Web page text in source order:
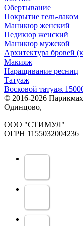
Обертывание
Покрытие гель-лаком
Маникюр женский
Педикюр женский
Маникюр мужской
Архитектура бровей
Макияж
Наращивание ресниц
Татуаж
Восковой татуаж
© 2016-2026
Одинцово,
ООО "СТИМУЛ"
ОГРН 1155032004236